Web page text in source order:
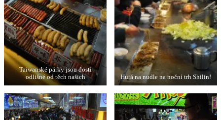
Taiwanské párky jsou dosti
odlišné od těch našich
Hurá na nudle na noční trh Shilin!